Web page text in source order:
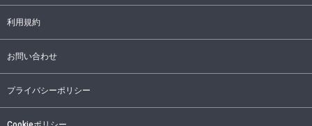
利用規約
お問い合わせ
プライバシーポリシー